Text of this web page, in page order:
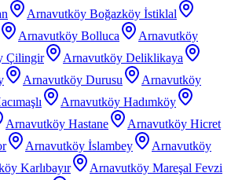
Arnavutköy Boğazköy İstiklal
Arnavutköy Bolluca
Arnavutköy
Çilingir
Arnavutköy Deliklikaya
Arnavutköy Durusu
Arnavutköy
Arnavutköy Hadımköy
Arnavutköy Hastane
Arnavutköy Hicret
Arnavutköy İslambey
Arnavutköy
Karlıbayır
Arnavutköy Mareşal Fevzi